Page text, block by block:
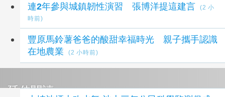
連2年參與城鎮韌性演習 張博洋提這建言
(2 小
時前)
豐原馬鈴薯爸爸的酸甜幸福時光 親子攜手認識
在地農業
(2 小時前)
延伸閱讀